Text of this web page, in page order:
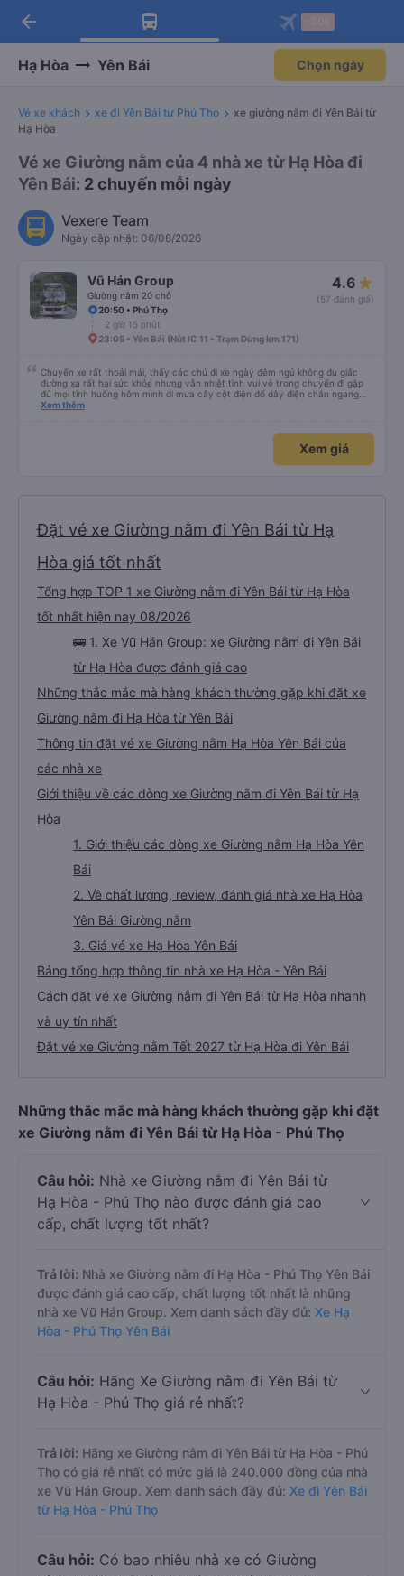
Tải app Vexere ngay!
Nhận ưu đãi thành viên độc
Mở app
Tải app Vexere
-30k/ghế khi đặt vé máy bay qua
Mở app
arrow_back
Hạ Hòa Yên Bái Chọn ngày
Vé xe khách xe đi Yên Bái từ Phú Thọ
xe giường nằm đi Yên Bái từ
Hạ Hòa
Vé xe Giường nằm của 4 nhà xe từ Hạ Hòa đi
Yên Bái: 2 chuyến mỗi ngày
Vexere Team
Ngày cập nhật: 06/08/2026
Vũ Hán Group
Giường nằm 20 chỗ
4.6
(57 đánh giá)
20:50 • Phú Thọ
2 giờ 15 phút
23:05 • Yên Bái (Nút IC 11 - Trạm Dừng km 171)
Chuyến xe rất thoải mái, thấy các chú đi xe ngày đêm ngủ không đủ giấc
đường xa rất hại sức khỏe nhưng vẫn nhiệt tình vui vẻ trong chuyến đi gặp
đủ mọi tình huống hôm mình đi mưa cây cột điện đổ dây điện chắn ngang
thấy mấy chú tài cùng nhau dựng tạm cho xe qua mà thấy nghề này khổ
Xem thêm
Xem giá
Đặt vé xe Giường nằm đi Yên Bái từ Hạ
Hòa giá tốt nhất
Tổng hợp TOP 1 xe Giường nằm đi Yên Bái từ Hạ Hòa
tốt nhất hiện nay 08/2026
🚌 1. Xe Vũ Hán Group: xe Giường nằm đi Yên Bái
từ Hạ Hòa được đánh giá cao
Những thắc mắc mà hàng khách thường gặp khi đặt xe
Giường nằm đi Hạ Hòa từ Yên Bái
Thông tin đặt vé xe Giường nằm Hạ Hòa Yên Bái của
các nhà xe
Giới thiệu về các dòng xe Giường nằm đi Yên Bái từ Hạ
Hòa
1. Giới thiệu các dòng xe Giường nằm Hạ Hòa Yên
Bái
2. Về chất lượng, review, đánh giá nhà xe Hạ Hòa
Yên Bái Giường nằm
3. Giá vé xe Hạ Hòa Yên Bái
Bảng tổng hợp thông tin nhà xe Hạ Hòa - Yên Bái
Cách đặt vé xe Giường nằm đi Yên Bái từ Hạ Hòa nhanh
và uy tín nhất
Đặt vé xe Giường nằm Tết 2027 từ Hạ Hòa đi Yên Bái
Những thắc mắc mà hàng khách thường gặp khi đặt
xe Giường nằm đi Yên Bái từ Hạ Hòa - Phú Thọ
Câu hỏi: Nhà xe Giường nằm đi Yên Bái từ
Hạ Hòa - Phú Thọ nào được đánh giá cao
cấp, chất lượng tốt nhất?
Trả lời: Nhà xe Giường nằm đi Hạ Hòa - Phú Thọ Yên Bái
được đánh giá cao cấp, chất lượng tốt nhất là những
nhà xe Vũ Hán Group. Xem danh sách đầy đủ: Xe Hạ
Hòa - Phú Thọ Yên Bái
Câu hỏi: Hãng Xe Giường nằm đi Yên Bái từ
Hạ Hòa - Phú Thọ giá rẻ nhất?
Trả lời: Hãng xe Giường nằm đi Yên Bái từ Hạ Hòa - Phú
Thọ có giá rẻ nhất có mức giá là 240.000 đồng của nhà
xe Vũ Hán Group. Xem danh sách đầy đủ: Xe đi Yên Bái
từ Hạ Hòa - Phú Thọ
Câu hỏi: Có bao nhiêu nhà xe có Giường